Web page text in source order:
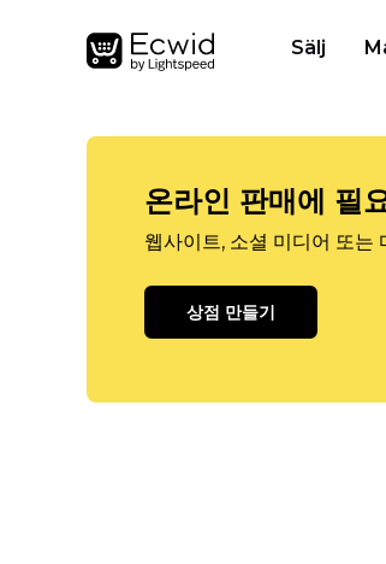
Sälj
온라인 판매에 필
웹사이트, 소셜 미디어 또는
상점 만들기